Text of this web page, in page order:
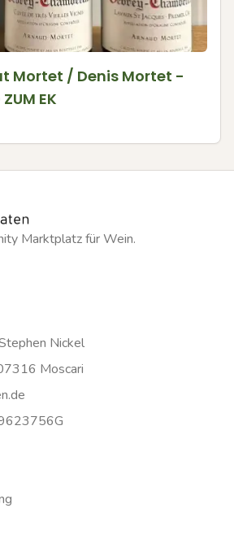
Mortet / Denis Mortet -
EK
Marktplatz für Wein.
Nickel
Moscari